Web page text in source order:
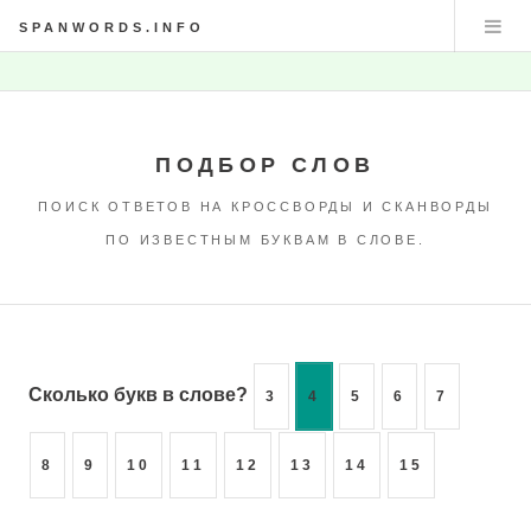
SPANWORDS.INFO
ПОДБОР СЛОВ
ПОИСК ОТВЕТОВ НА КРОССВОРДЫ И СКАНВОРДЫ
ПО ИЗВЕСТНЫМ БУКВАМ В СЛОВЕ.
Сколько букв в слове? 3 4 5 6 7
8 9 10 11 12 13 14 15